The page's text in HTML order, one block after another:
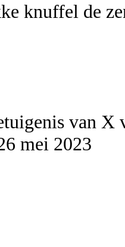
knuffel de
mei 2023